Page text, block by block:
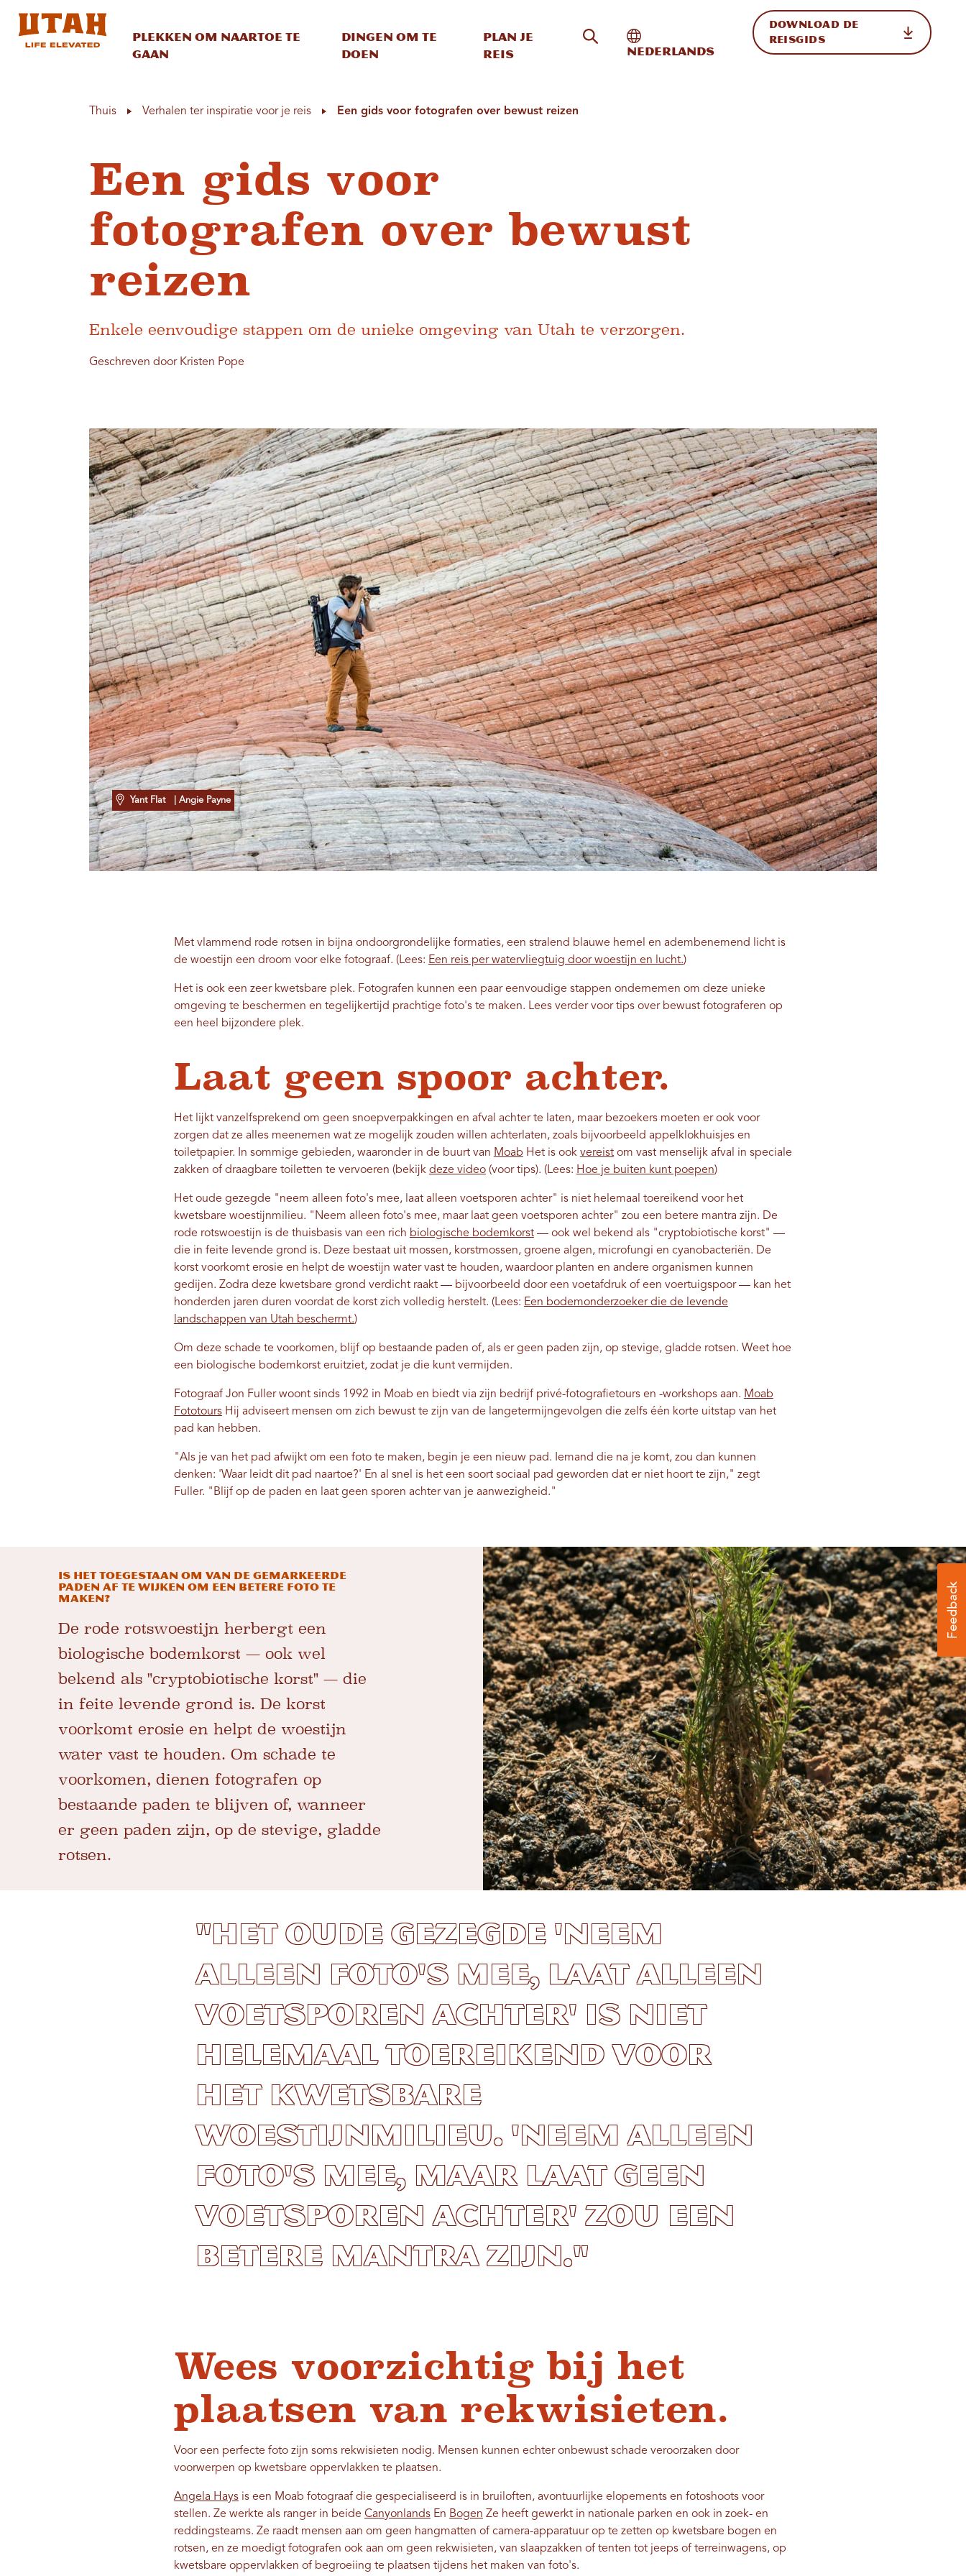
Plekken om naartoe te
gaan
Dingen om te
doen
Plan je
reis
Zoeken op de site
Internationale weergave in-/uitschakelen
Nederlands
DOWNLOAD DE
REISGIDS
Thuis Verhalen ter inspiratie voor je reis Een gids voor fotografen over bewust reizen
Een gids voor
fotografen over bewust
reizen
Enkele eenvoudige stappen om de unieke omgeving van Utah te verzorgen.
Geschreven door Kristen Pope
Yant Flat | Angie Payne
Met vlammend rode rotsen in bijna ondoorgrondelijke formaties, een stralend blauwe hemel en adembenemend licht is
de woestijn een droom voor elke fotograaf. (Lees: Een reis per watervliegtuig door woestijn en lucht.)
Het is ook een zeer kwetsbare plek. Fotografen kunnen een paar eenvoudige stappen ondernemen om deze unieke
omgeving te beschermen en tegelijkertijd prachtige foto's te maken. Lees verder voor tips over bewust fotograferen op
een heel bijzondere plek.
Laat geen spoor achter.
Het lijkt vanzelfsprekend om geen snoepverpakkingen en afval achter te laten, maar bezoekers moeten er ook voor
zorgen dat ze alles meenemen wat ze mogelijk zouden willen achterlaten, zoals bijvoorbeeld appelklokhuisjes en
toiletpapier. In sommige gebieden, waaronder in de buurt van Moab Het is ook vereistom vast menselijk afval in speciale
zakken of draagbare toiletten te vervoeren (bekijk deze video(voor tips). (Lees: Hoe je buiten kunt poepen)
Het oude gezegde "neem alleen foto's mee, laat alleen voetsporen achter" is niet helemaal toereikend voor het
kwetsbare woestijnmilieu. "Neem alleen foto's mee, maar laat geen voetsporen achter" zou een betere mantra zijn. De
rode rotswoestijn is de thuisbasis van een rich biologische bodemkorst— ook wel bekend als "cryptobiotische korst" —
die in feite levende grond is. Deze bestaat uit mossen, korstmossen, groene algen, microfungi en cyanobacteriën. De
korst voorkomt erosie en helpt de woestijn water vast te houden, waardoor planten en andere organismen kunnen
gedijen. Zodra deze kwetsbare grond verdicht raakt — bijvoorbeeld door een voetafdruk of een voertuigspoor — kan het
honderden jaren duren voordat de korst zich volledig herstelt. (Lees: Een bodemonderzoeker die de levende
landschappen van Utah beschermt.)
Om deze schade te voorkomen, blijf op bestaande paden of, als er geen paden zijn, op stevige, gladde rotsen. Weet hoe
een biologische bodemkorst eruitziet, zodat je die kunt vermijden.
Fotograaf Jon Fuller woont sinds 1992 in Moab en biedt via zijn bedrijf privé-fotografietours en -workshops aan. Moab
FototoursHij adviseert mensen om zich bewust te zijn van de langetermijngevolgen die zelfs één korte uitstap van het
pad kan hebben.
"Als je van het pad afwijkt om een ​​foto te maken, begin je een nieuw pad. Iemand die na je komt, zou dan kunnen
denken: 'Waar leidt dit pad naartoe?' En al snel is het een soort sociaal pad geworden dat er niet hoort te zijn," zegt
Fuller. "Blijf op de paden en laat geen sporen achter van je aanwezigheid."
Is het toegestaan ​​om van de gemarkeerde
paden af ​​te wijken om een ​​betere foto te
maken?
De rode rotswoestijn herbergt een
biologische bodemkorst — ook wel
bekend als "cryptobiotische korst" — die
in feite levende grond is. De korst
voorkomt erosie en helpt de woestijn
water vast te houden. Om schade te
voorkomen, dienen fotografen op
bestaande paden te blijven of, wanneer
er geen paden zijn, op de stevige, gladde
rotsen.
"Het oude gezegde 'neem
alleen foto's mee, laat alleen
voetsporen achter' is niet
helemaal toereikend voor
het kwetsbare
woestijnmilieu. 'Neem alleen
foto's mee, maar laat geen
voetsporen achter' zou een
betere mantra zijn."
Wees voorzichtig bij het
plaatsen van rekwisieten.
Voor een perfecte foto zijn soms rekwisieten nodig. Mensen kunnen echter onbewust schade veroorzaken door
voorwerpen op kwetsbare oppervlakken te plaatsen.
Angela Haysis een Moab fotograaf die gespecialiseerd is in bruiloften, avontuurlijke elopements en fotoshoots voor
stellen. Ze werkte als ranger in beide CanyonlandsEn Bogen Ze heeft gewerkt in nationale parken en ook in zoek- en
reddingsteams. Ze raadt mensen aan om geen hangmatten of camera-apparatuur op te zetten op kwetsbare bogen en
rotsen, en ze moedigt fotografen ook aan om geen rekwisieten, van slaapzakken of tenten tot jeeps of terreinwagens, op
kwetsbare oppervlakken of begroeiing te plaatsen tijdens het maken van foto's.